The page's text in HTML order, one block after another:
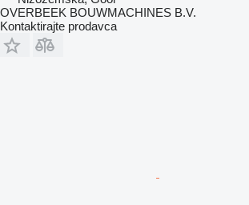
OVERBEEK BOUWMACHINES B.V.
Kontaktirajte prodavca